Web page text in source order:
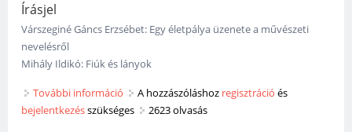
Írásjel
Várszeginé Gáncs Erzsébet: Egy életpálya üzenete a művészeti
nevelésről
Mihály Ildikó: Fiúk és lányok
További információ Megjelent a Taní-tani 51. száma (2009/4)
tartalommal kapcsolatosan
A hozzászóláshoz regisztráció és
bejelentkezésszükséges 2623 olvasás